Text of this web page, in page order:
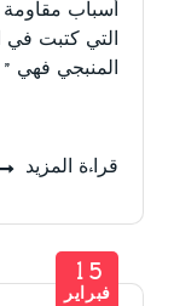
أسباب مقاومة
التي كتبت في
المنبجي فهي
قراءة المزيد
15
فبراير